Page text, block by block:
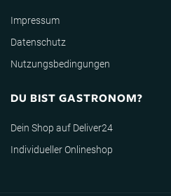
Impressum
Datenschutz
Nutzungsbedingungen
DU BIST GASTRONOM?
Dein Shop auf Deliver24
Individueller Onlineshop